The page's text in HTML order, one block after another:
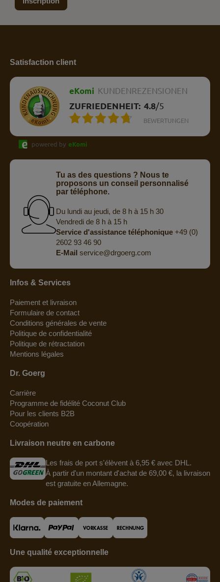
Satisfaction client
eKomi KUNDENREZENSIONEN
ZUFRIEDENHEIT: 4.8/5
BEWERTUNGEN
powered by eKomi
Tu as des questions ? Nous te
proposons un conseil personnalisé
par téléphone.
Du lundi au jeudi, de 8 h à 15 h 30
Vendredi de 8 h à 15 h
Service d'assistance téléphonique+49 (0)
2602 93 46 90
E-Mail service@drgoerg.com
Infos & Services
Paiement et livraison
Formulaire de contact
Conditions générales de vente
Politique de confidentialité
Politique de rétractation
Mentions légales
Dr. Goerg
Carrière
Programme de fidélité Coconut Club
Pour les clients B2B
Coopération
Livraison neutre en carbone
Les frais de port s'élèvent à 6,95 € avec DHL.
À partir d'un montant d'achat de 69,00 €, la livraison
est gratuite en Allemagne.
Modes de paiement
Une qualité exceptionnelle